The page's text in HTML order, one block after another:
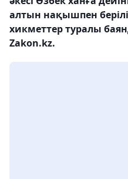
алтын нақышпен
хикметтер туралы
Zakon.kz.